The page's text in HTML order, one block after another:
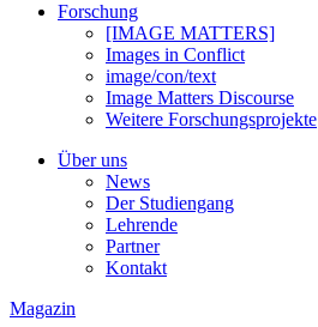
Forschung
[IMAGE MATTERS]
Images in Conflict
image/con/text
Image Matters Discourse
Weitere Forschungsprojekte
Über uns
News
Der Studiengang
Lehrende
Partner
Kontakt
Magazin